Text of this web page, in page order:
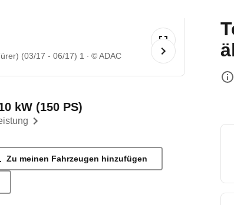
(03/17 - 06/17) 1 © ADAC
kW (150 PS)
Zu meinen Fahrzeugen hinzufügen